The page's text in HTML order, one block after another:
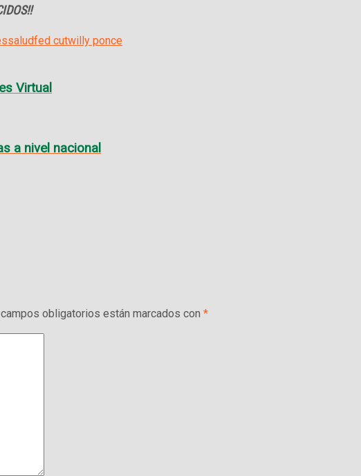
fed cutwilly ponce
Virtual
a nivel nacional
obligatorios están marcados con *